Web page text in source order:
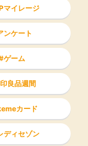
マイレージ
ンケート
ゲーム
良品週間
カード
ディセゾン